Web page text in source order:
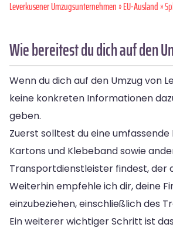
Leverkusener Umzugsunternehmen»EU-Ausland»
Wie bereitest du dich auf den
Wenn du dich auf den Umzug von
keine konkreten Informationen
geben.
Zuerst solltest du eine
Kartons und Klebeband sowie
Transportdienstleister findest, der
Weiterhin empfehle ich dir, deine
einzubeziehen, einschließlich des
Ein weiterer wichtiger Schritt ist